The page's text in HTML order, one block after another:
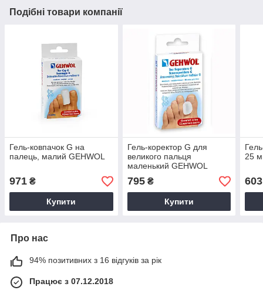
Подібні товари компанії
Гель-ковпачок G на
палець, малий GEHWOL
971 ₴
Купити
Гель-коректор G для
великого пальця
маленький GEHWOL
795₴
Купити
25
603
Про нас
94% позитивних з 16 відгуків за рік
Працює з 07.12.2018